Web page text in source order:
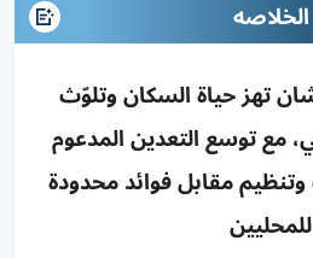
الخلاصه
تهز حياة السكان وتلوّث
مع توسع التعدين المدعوم
مقابل فوائد محدودة
للمحليين